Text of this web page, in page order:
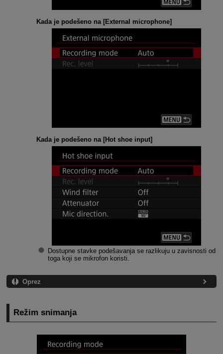
Kada je podešeno na [External microphone]
Kada je podešeno na [Hot shoe input]
Dostupne stavke podešavanja se razlikuju u zavisnosti od
toga koji se mikrofon koristi.
Oprez
Režim snimanja